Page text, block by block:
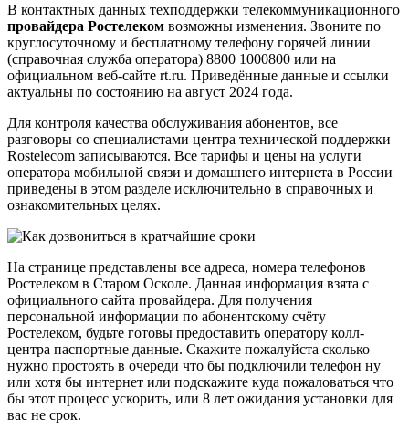
В контактных данных техподдержки телекоммуникационного
провайдера Ростелеком возможны изменения. Звоните по
круглосуточному и бесплатному телефону горячей линии
(справочная служба оператора) 8800 1000800 или на
официальном веб-сайте rt.ru. Приведённые данные и ссылки
актуальны по состоянию на август 2024 года.
Для контроля качества обслуживания абонентов, все
разговоры со специалистами центра технической поддержки
Rostelecom записываются. Все тарифы и цены на услуги
оператора мобильной связи и домашнего интернета в России
приведены в этом разделе исключительно в справочных и
ознакомительных целях.
На странице представлены все адреса, номера телефонов
Ростелеком в Старом Осколе. Данная информация взята с
официального сайта провайдера. Для получения
персональной информации по абонентскому счёту
Ростелеком, будьте готовы предоставить оператору колл-
центра паспортные данные. Скажите пожалуйста сколько
нужно простоять в очереди что бы подключили телефон ну
или хотя бы интернет или подскажите куда пожаловаться что
бы этот процесс ускорить, или 8 лет ожидания установки для
вас не срок.